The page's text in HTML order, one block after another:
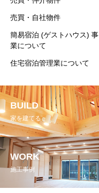
売買・自社物件
簡易宿泊 (ゲストハウス) 事
業について
住宅宿泊管理業について
BUILD
家を建てる
WORK
施工事例